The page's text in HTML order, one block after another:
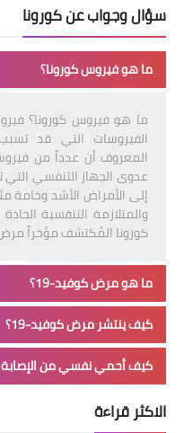
سؤال وجواب عن كورونا
ما هو فيروس كورونا؟
ما هو فيروس كورونا؟
الفيروسات التي قد
المعروف أن عدداً من
عدوى الجهاز التنفسي التي
إلى الأمراض الأشد وخامة
والمتلازمة التنفسية
كورونا المُكتشف مؤخراً مرض
ما هو مرض كوفيد-19؟
كيف ينتشر مرض كوفيد-19؟
كيف أحمي نفسي من الإصابة
الاكثر قراءة